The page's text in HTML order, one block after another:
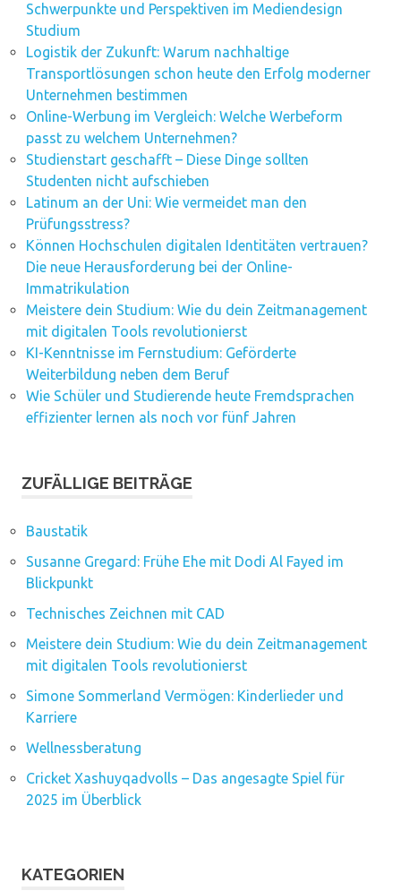
Schwerpunkte und Perspektiven im Mediendesign
Studium
Logistik der Zukunft: Warum nachhaltige
Transportlösungen schon heute den Erfolg moderner
Unternehmen bestimmen
Online-Werbung im Vergleich: Welche Werbeform
passt zu welchem Unternehmen?
Studienstart geschafft – Diese Dinge sollten
Studenten nicht aufschieben
Latinum an der Uni: Wie vermeidet man den
Prüfungsstress?
Können Hochschulen digitalen Identitäten vertrauen?
Die neue Herausforderung bei der Online-
Immatrikulation
Meistere dein Studium: Wie du dein Zeitmanagement
mit digitalen Tools revolutionierst
KI-Kenntnisse im Fernstudium: Geförderte
Weiterbildung neben dem Beruf
Wie Schüler und Studierende heute Fremdsprachen
effizienter lernen als noch vor fünf Jahren
ZUFÄLLIGE BEITRÄGE
Baustatik
Susanne Gregard: Frühe Ehe mit Dodi Al Fayed im
Blickpunkt
Technisches Zeichnen mit CAD
Meistere dein Studium: Wie du dein Zeitmanagement
mit digitalen Tools revolutionierst
Simone Sommerland Vermögen: Kinderlieder und
Karriere
Wellnessberatung
Cricket Xashuyqadvolls – Das angesagte Spiel für
2025 im Überblick
KATEGORIEN